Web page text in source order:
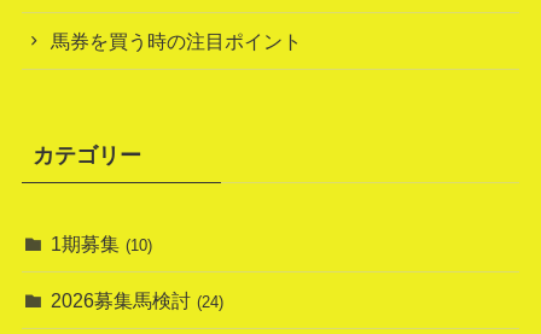
馬券を買う時の注目ポイント
カテゴリー
1期募集 (10)
2026募集馬検討 (24)